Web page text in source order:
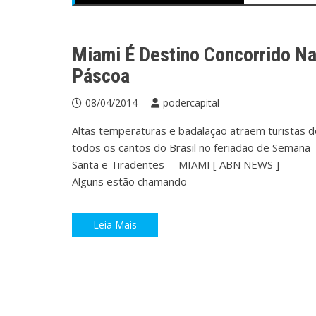
ABN NEWS Hotéis Miami Viagem
Miami É Destino Concorrido Na
Páscoa
08/04/2014 podercapital
Altas temperaturas e badalação atraem turistas
todos os cantos do Brasil no feriadão de Semana
Santa e Tiradentes MIAMI [ ABN NEWS ] —
Alguns estão chamando
Leia Mais